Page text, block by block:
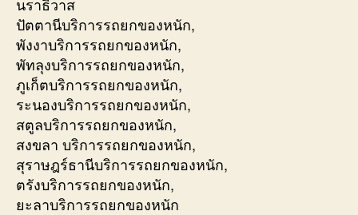
ปัตตานีบริการรถยกของหนัก,
พังงาบริการรถยกของหนัก,
พัทลุงบริการรถยกของหนัก,
ภูเก็ตบริการรถยกของหนัก,
ระนองบริการรถยกของหนัก,
สตูลบริการรถยกของหนัก,
สงขลา บริการรถยกของหนัก,
สุราษฎร์ธานีบริการรถยกของหนัก,
ตรังบริการรถยกของหนัก,
ยะลาบริการรถยกของหนัก